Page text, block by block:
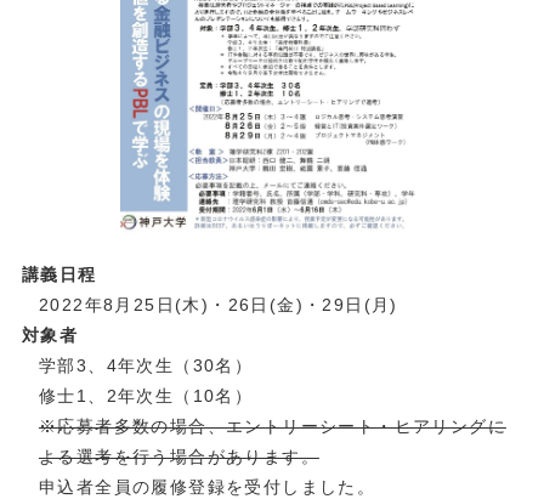
講義日程
2022年8月25日(木)・26日(金)・29日(月)
対象者
学部3、4年次生（30名）
修士1、2年次生（10名）
※応募者多数の場合、エントリーシート・ヒアリングに
よる選考を行う場合があります。
申込者全員の履修登録を受付しました。